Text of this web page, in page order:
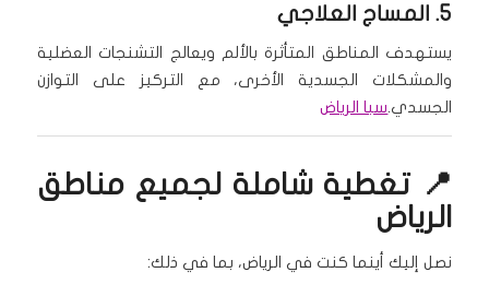
5. المساج العلاجي
يستهدف المناطق المتأثرة بالألم ويعالج التشنجات العضلية
والمشكلات الجسدية الأخرى، مع التركيز على التوازن
الجسدي.سبا الرياض
📍 تغطية شاملة لجميع مناطق
الرياض
نصل إليك أينما كنت في الرياض، بما في ذلك: